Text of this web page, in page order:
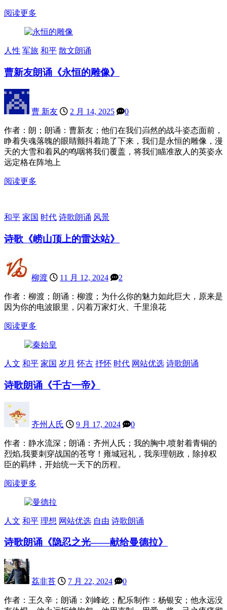
阅读更多
人性 军旅 和平 散文朗诵
曹新友朗诵《永恒的雕像》
曹 新友 2 月 14, 2025 0
作者：朗；朗诵：曹新友；他们在我们岿然的战斗姿态面前，
睁着失魂落魄的眼睛颤抖着跪了下来，我们是永恒的雕像，漫
天的大雪和着风的鸣咽将我们覆盖，将我们瞄准敌人的英姿永
远定格在阵地上
阅读更多
和平 家国 时代 诗歌朗诵 风景
诗歌《崂山顶上的雷达站》
柳渡 11 月 12, 2024 2
作者：柳渡；朗诵：柳渡；为什么你的魅力如此巨大，原来是
因为你的电波眼里，闪着万家灯火、千里浪花
阅读更多
人文 和平 家国 岁月 怀古 抒怀 时代 网站优选 诗歌朗诵
诗歌朗诵《千古一帝》
齐州人氏 9 月 17, 2024 0
作者：静水流深；朗诵：齐州人氏；我的胸中,喷射着青铜的
烈焰,我要刺穿战国的苍穹！雍城冠礼，我亲理朝政，除掉权
臣的羁绊，开始统一天下的历程。
阅读更多
人文 和平 理想 网站优选 自由 诗歌朗诵
诗歌朗诵《隐忍之光——献给曼德拉》
荔非苔 7 月 22, 2024 0
作者：王久辛；朗诵：刘峰屹；配乐制作：杨银安；他永远没